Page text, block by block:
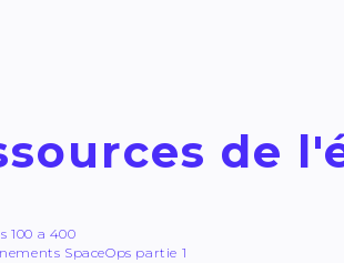
de
100 a 400
SpaceOps partie 1